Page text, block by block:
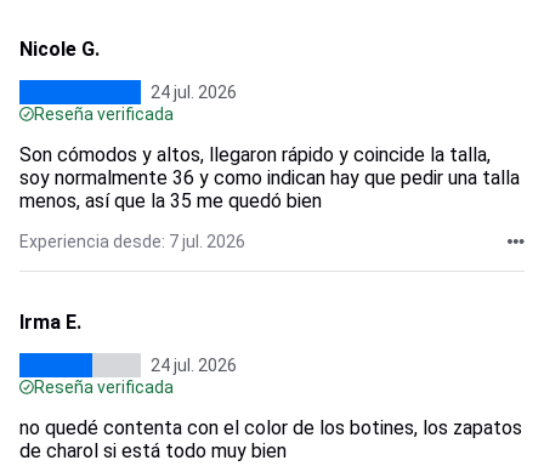
Nicole G.
24 jul. 2026
Reseña verificada
Son cómodos y altos, llegaron rápido y coincide la talla,
soy normalmente 36 y como indican hay que pedir una talla
menos, así que la 35 me quedó bien
Experiencia desde: 7 jul. 2026
Irma E.
24 jul. 2026
Reseña verificada
no quedé contenta con el color de los botines, los zapatos
de charol si está todo muy bien